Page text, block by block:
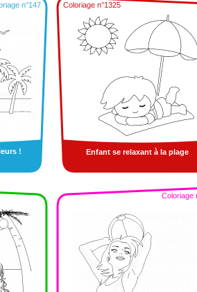
n°147
!
Coloriage n°1325
Enfant se relaxant à la plage
Coloriage